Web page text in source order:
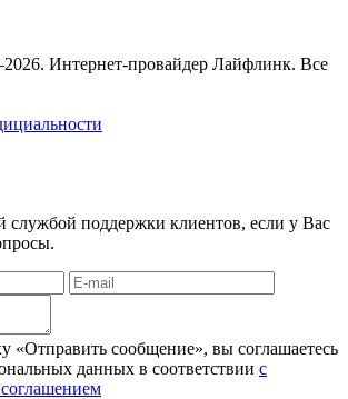
Интернет-провайдер Лайфлинк. Все
службой поддержки клиентов, если у Вас
«Отправить сообщение», вы соглашаетесь
данных в соответствии с